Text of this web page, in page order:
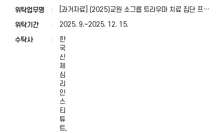
[과거자료] (2025)교원 소그릅 트라우마 치료 집단 프로
2025. 9.~2025. 12. 15.
한
국
신
체
심
리
인
스
티
튜
트,